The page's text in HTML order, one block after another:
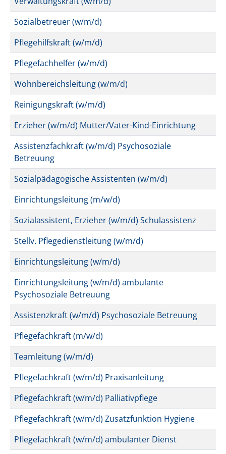
Sozialbetreuer (w/m/d)
Pflegehilfskraft (w/m/d)
Pflegefachhelfer (w/m/d)
Wohnbereichsleitung (w/m/d)
Reinigungskraft (w/m/d)
Erzieher (w/m/d) Mutter/Vater-Kind-Einrichtung
Assistenzfachkraft (w/m/d) Psychosoziale
Betreuung
Sozialpädagogische Assistenten (w/m/d)
Einrichtungsleitung (m/w/d)
Sozialassistent, Erzieher (w/m/d) Schulassistenz
Stellv. Pflegedienstleitung (w/m/d)
Einrichtungsleitung (w/m/d)
Einrichtungsleitung (w/m/d) ambulante
Psychosoziale Betreuung
Assistenzkraft (w/m/d) Psychosoziale Betreuung
Pflegefachkraft (m/w/d)
Teamleitung (w/m/d)
Pflegefachkraft (w/m/d) Praxisanleitung
Pflegefachkraft (w/m/d) Palliativpflege
Pflegefachkraft (w/m/d) Zusatzfunktion Hygiene
Pflegefachkraft (w/m/d) ambulanter Dienst